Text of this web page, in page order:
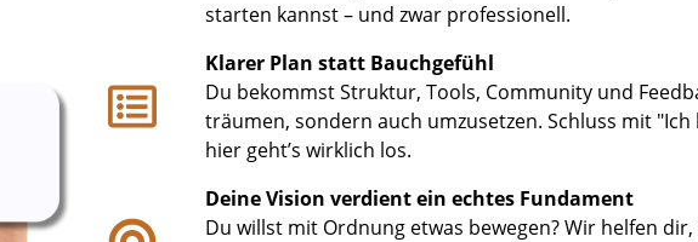
starten kannst – und zwar professionell.
Klarer Plan statt Bauchgefühl
Du bekommst Struktur, Tools, Community und
träumen, sondern auch umzusetzen. Schluss mit
hier geht’s wirklich los.
Deine Vision verdient ein echtes Fundament
Du willst mit Ordnung etwas bewegen? Wir helfen